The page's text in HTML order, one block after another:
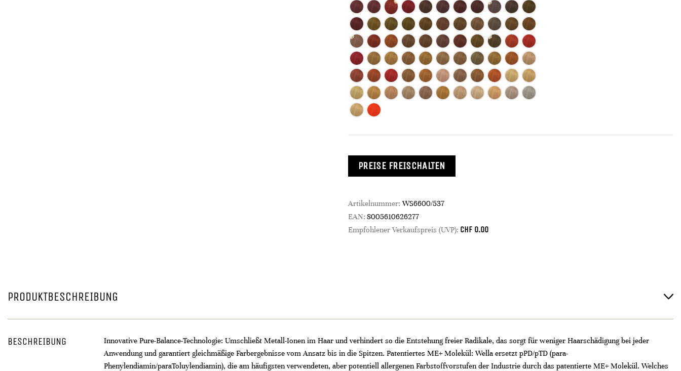
PREISE FREISCHALTEN
Artikelnummer: WS6600/537
EAN: 8005610626277
Empfohlener Verkaufspreis (UVP): CHF 0.00
PRODUKTBESCHREIBUNG
BESCHREIBUNG
Innovative Pure-Balance-Technologie: Umschließt Metall-Ionen im Haar und verhindert so die Entstehung freier Radikale, das sorgt für weniger Haarschädigung bei jeder
Anwendung und garantiert gleichmäßige Farbergebnisse vom Ansatz bis in die Spitzen. Patentiertes ME+ Molekül: Wella ersetzt pPD/pTD (para-
Phenylendiamin/paraToluylendiamin), die am häufigsten verwendeten, aber potentiell allergenen Farbstoffvorstufen der Industrie durch das patentierte ME+ Molekül. Welches